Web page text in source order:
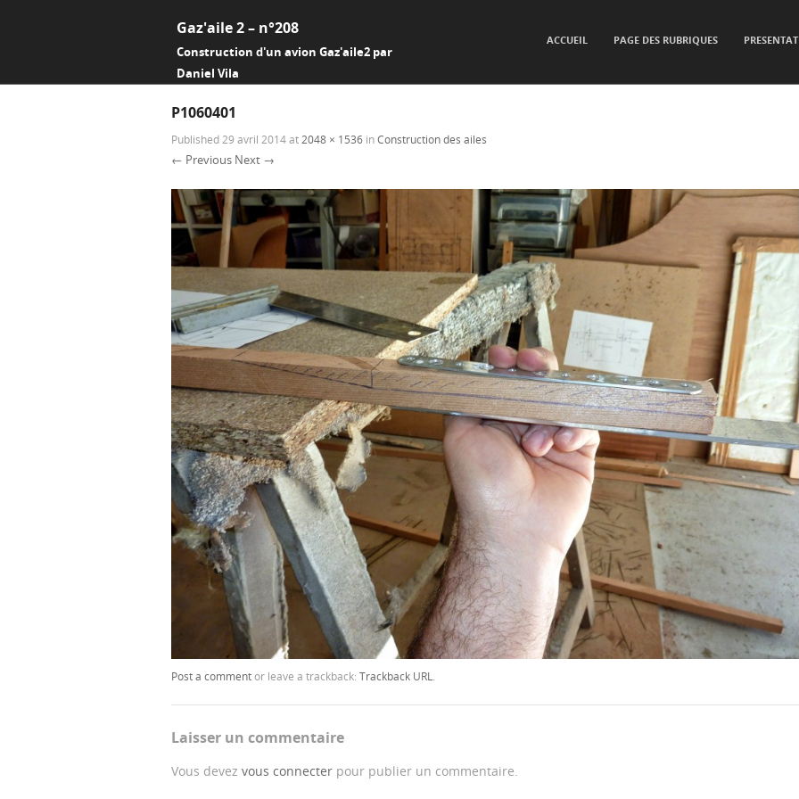
Gaz'aile 2 – n°208
Construction d'un avion Gaz'aile2 par
Daniel Vila
ACCUEIL PAGE DES RUBRIQUES
P1060401
Published 29 avril 2014at 2048 × 1536 inConstruction des ailes
← Previous Next →
Post a commentor leave a trackback: Trackback URL.
Laisser un commentaire
Vous devez vous connecter pour publier un commentaire.